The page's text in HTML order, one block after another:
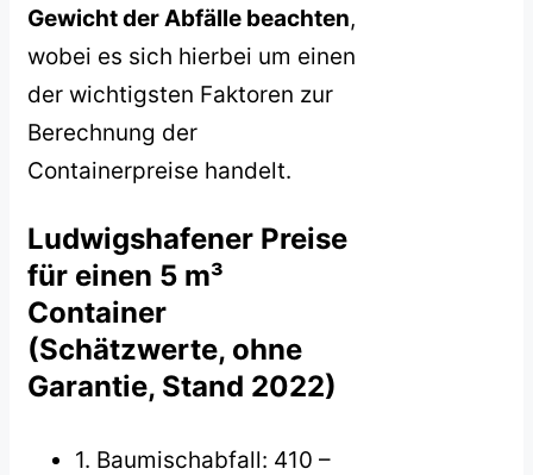
Gewicht der Abfälle beachten,
wobei es sich hierbei um einen
der wichtigsten Faktoren zur
Berechnung der
Containerpreise handelt.
Ludwigshafener Preise
für einen 5 m³
Container
(Schätzwerte, ohne
Garantie, Stand 2022)
1. Baumischabfall: 410 –